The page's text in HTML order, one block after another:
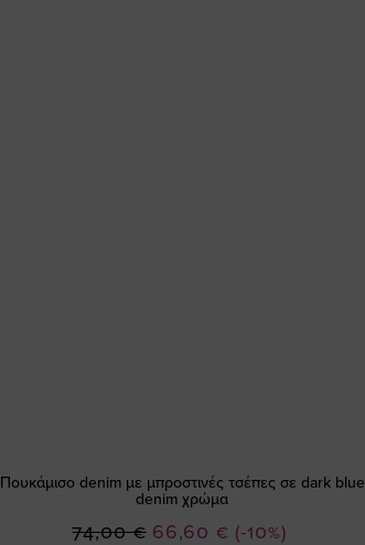
Πουκάμισο denim με μπροστινές τσέπες σε dark blue
denim χρώμα
(-10%)
Ειδική
66,60 €
74,00 €